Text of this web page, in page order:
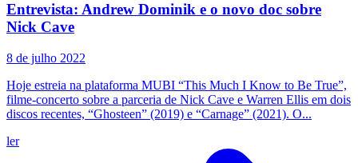
Entrevista: Andrew Dominik e o novo doc sobre
Nick Cave
8 de julho 2022
Hoje estreia na plataforma MUBI “This Much I Know to Be True”,
filme-concerto sobre a parceria de Nick Cave e Warren Ellis em dois
discos recentes, “Ghosteen” (2019) e “Carnage” (2021). O...
ler